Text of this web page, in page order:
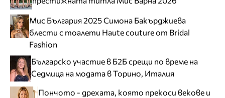
Мис България 2025 Симона Бакърджиева
блести с тоалети Haute couture от Bridal
Fashion
Българско участие в Б2Б срещи по време на
Седмица на модата в Торино, Италия
Пончото - дрехата, която прекоси векове и